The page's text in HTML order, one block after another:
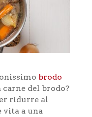
brodo
del brodo?
ridurre al
vita a una